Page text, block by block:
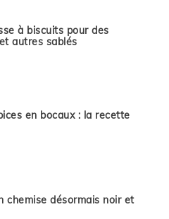
à biscuits pour des
autres sablés
en bocaux : la recette
chemise désormais noir et